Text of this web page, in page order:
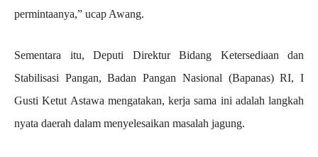
permintaanya,” ucap Awang.
Sementara itu, Deputi Direktur Bidang Ketersediaan dan
Stabilisasi Pangan, Badan Pangan Nasional (Bapanas) RI, I
Gusti Ketut Astawa mengatakan, kerja sama ini adalah langkah
nyata daerah dalam menyelesaikan masalah jagung.